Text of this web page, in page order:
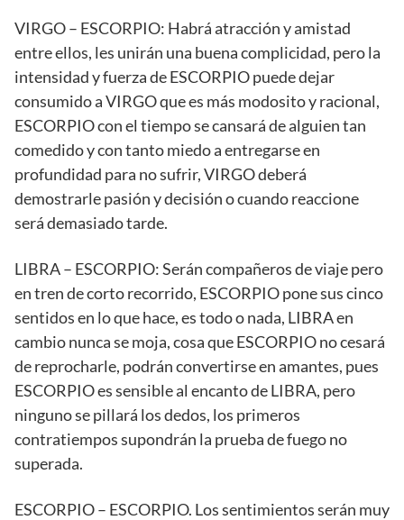
VIRGO – ESCORPIO: Habrá atracción y amistad
entre ellos, les unirán una buena complicidad, pero la
intensidad y fuerza de ESCORPIO puede dejar
consumido a VIRGO que es más modosito y racional,
ESCORPIO con el tiempo se cansará de alguien tan
comedido y con tanto miedo a entregarse en
profundidad para no sufrir, VIRGO deberá
demostrarle pasión y decisión o cuando reaccione
será demasiado tarde.
LIBRA – ESCORPIO: Serán compañeros de viaje pero
en tren de corto recorrido, ESCORPIO pone sus cinco
sentidos en lo que hace, es todo o nada, LIBRA en
cambio nunca se moja, cosa que ESCORPIO no cesará
de reprocharle, podrán convertirse en amantes, pues
ESCORPIO es sensible al encanto de LIBRA, pero
ninguno se pillará los dedos, los primeros
contratiempos supondrán la prueba de fuego no
superada.
ESCORPIO – ESCORPIO. Los sentimientos serán muy